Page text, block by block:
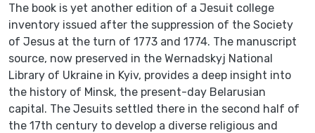
The book is yet another edition of a Jesuit college
inventory issued after the suppression of the Society
of Jesus at the turn of 1773 and 1774. The manuscript
source, now preserved in the Wernadskyj National
Library of Ukraine in Kyiv, provides a deep insight into
the history of Minsk, the present-day Belarusian
capital. The Jesuits settled there in the second half of
the 17th century to develop a diverse religious and